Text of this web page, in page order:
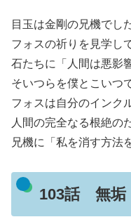
目玉は金剛の兄機でし
フォスの祈りを見学し
石たちに「人間は悪影
そいつらを僕とこいつ
フォスは自分のインク
人間の完全なる根絶の
兄機に「私を消す方法
103話 無垢